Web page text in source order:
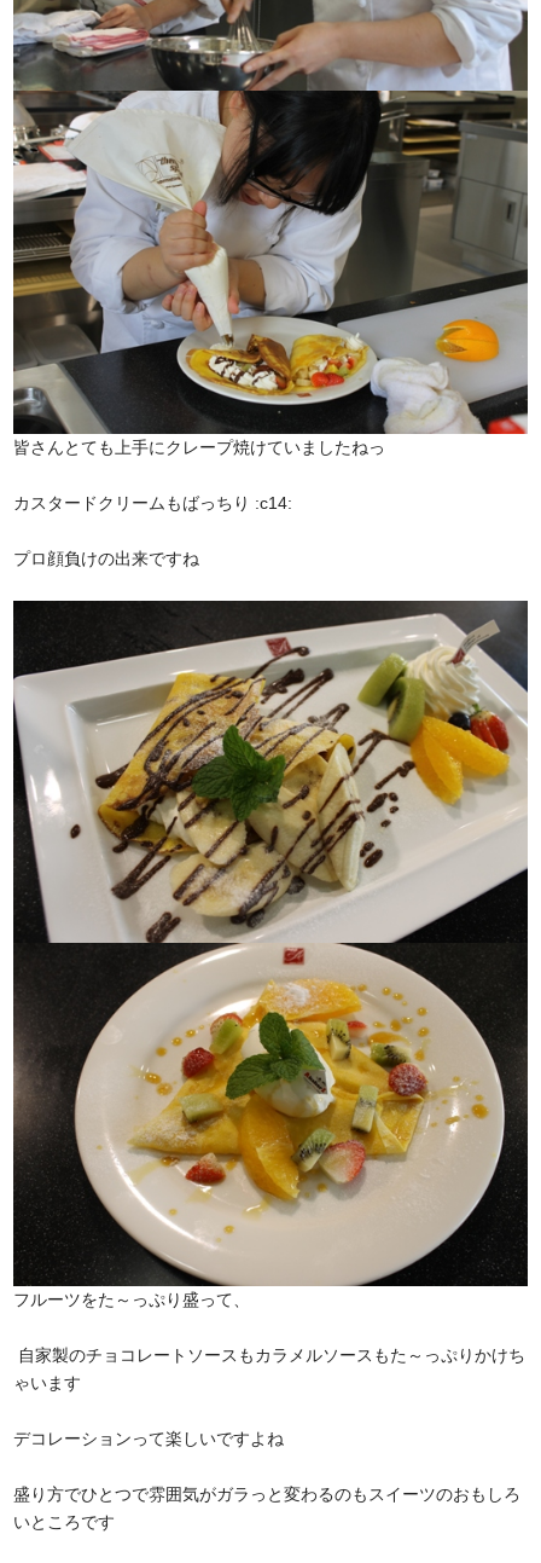
皆さんとても上手にクレープ焼けていましたねっ
カスタードクリームもばっちり :c14:
プロ顔負けの出来ですね
フルーツをた～っぷり盛って、
自家製のチョコレートソースもカラメルソースもた～っぷりかけち
ゃいます
デコレーションって楽しいですよね
盛り方でひとつで雰囲気がガラっと変わるのもスイーツのおもしろ
いところです